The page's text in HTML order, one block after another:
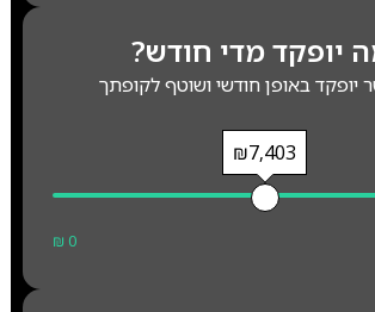
יופקד מדי חודש?
באופן חודשי ושוטף לקופתך
₪7,403
₪ 0